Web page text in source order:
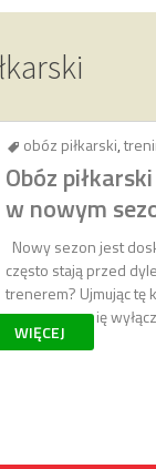
obóz piłkarski,
Obóz
w nowym
Nowy sezon jest
często stają przed
trenerem? Ujmując tę
koncentruje się
WIĘCEJ